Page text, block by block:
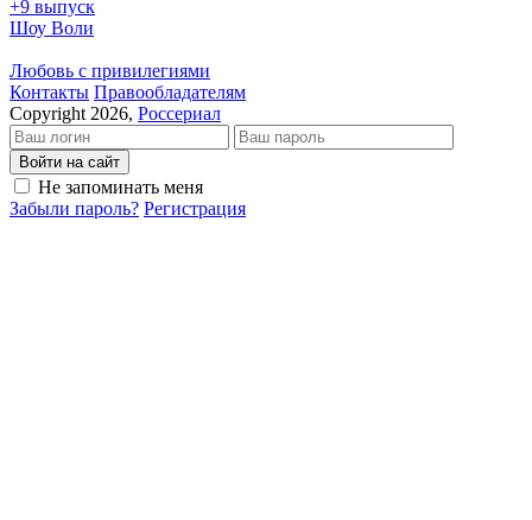
+9 выпуск
Шоу Воли
Любовь с привилегиями
Кон­так­ты Пра­во­об­ла­да­те­лям
Copyright 2026, Россериал
Войти на сайт
Не запоминать меня
Забыли пароль? Регистрация